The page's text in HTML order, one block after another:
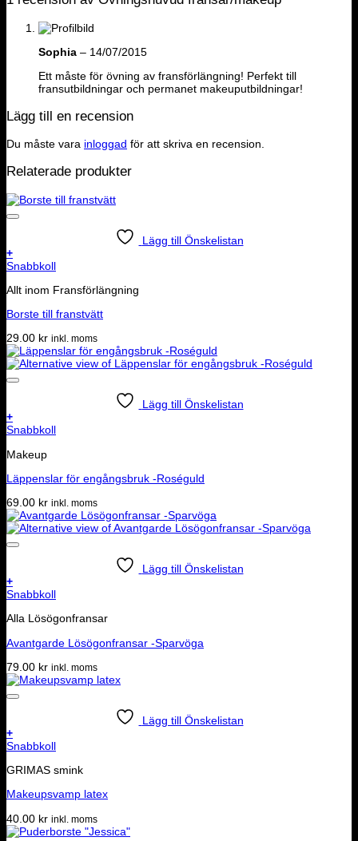
Sophia – 14/07/2015
Ett måste för övning av fransförlängning! Perfekt till
fransutbildningar och permanet makeuputbildningar!
Lägg till en recension
Du måste vara inloggad för att skriva en recension.
Relaterade produkter
Lägg till Önskelistan
+
Snabbkoll
Allt inom Fransförlängning
Borste till franstvätt
29.00 kr inkl. moms
Lägg till Önskelistan
+
Snabbkoll
Makeup
Läppenslar för engångsbruk -Roséguld
69.00 kr inkl. moms
Lägg till Önskelistan
+
Snabbkoll
Alla Lösögonfransar
Avantgarde Lösögonfransar -Sparvöga
79.00 kr inkl. moms
Lägg till Önskelistan
+
Snabbkoll
GRIMAS smink
Makeupsvamp latex
40.00 kr inkl. moms